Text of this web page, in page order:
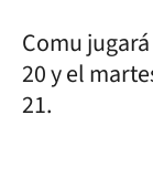
Comu
20 y el
21.